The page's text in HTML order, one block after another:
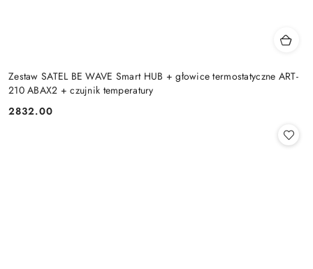
Zestaw SATEL BE WAVE Smart HUB + głowice termostatyczne ART-
210 ABAX2 + czujnik temperatury
Cena:
2832.00